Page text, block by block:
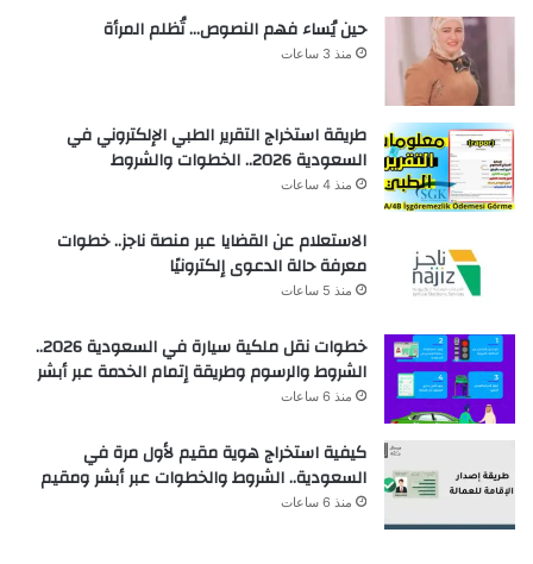
حين يُساء فهم النصوص… تُظلم المرأة
منذ 3 ساعات
طريقة استخراج التقرير الطبي الإلكتروني في
السعودية 2026.. الخطوات والشروط
منذ 4 ساعات
الاستعلام عن القضايا عبر منصة ناجز.. خطوات
معرفة حالة الدعوى إلكترونيًا
منذ 5 ساعات
خطوات نقل ملكية سيارة في السعودية 2026..
الشروط والرسوم وطريقة إتمام الخدمة عبر أبشر
منذ 6 ساعات
كيفية استخراج هوية مقيم لأول مرة في
السعودية.. الشروط والخطوات عبر أبشر ومقيم
منذ 6 ساعات